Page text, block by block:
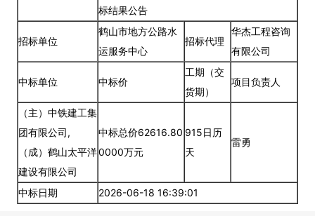
标结果公告
招标单位
鹤山市地方公路水
运服务中心
招标代理
华杰工程咨询
有限公司
中标单位 中标价
工期（交
货期）
项目负责人
（主）中铁建工集
团有限公司,
（成）鹤山太平洋
建设有限公司
中标总价62616.80
0000万元
915日历
天
雷勇
中标日期 2026-06-18 16:39:01